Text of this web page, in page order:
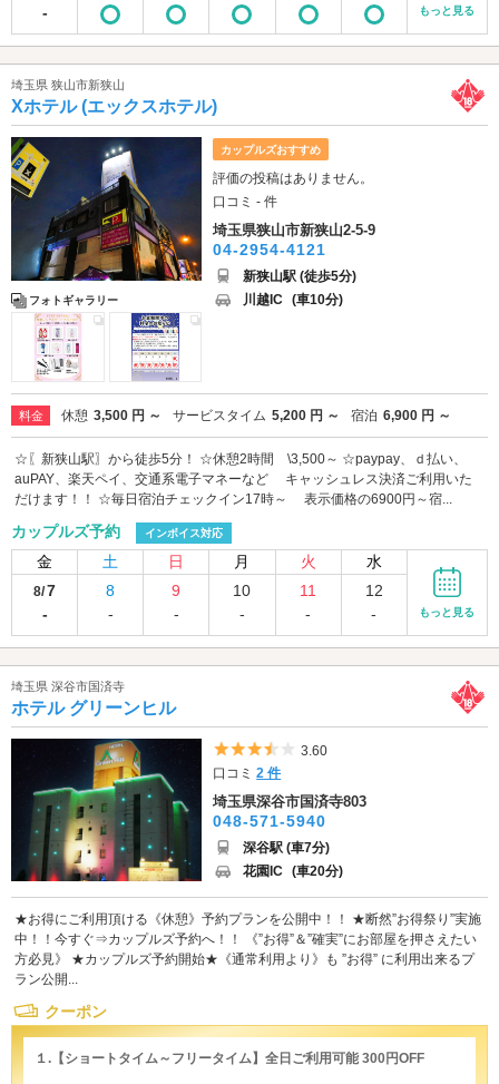
-
もっと見る
埼玉県 狭山市新狭山
Xホテル (エックスホテル)
フォトギャラリー
カップルズおすすめ
評価の投稿はありません。
口コミ - 件
埼玉県狭山市新狭山2-5-9
04-2954-4121
新狭山駅 (徒歩5分)
川越IC (車10分)
料金 休憩 3,500 円 ～ サービスタイム 5,200 円 ～ 宿泊 6,900 円 ～
☆〖新狭山駅〗から徒歩5分！ ☆休憩2時間 \3,500～ ☆paypay、ｄ払い、
auPAY、楽天ペイ、交通系電子マネーなど キャッシュレス決済ご利用いた
だけます！！ ☆毎日宿泊チェックイン17時～ 表示価格の6900円～宿...
カップルズ予約 インボイス対応
金 土 日 月 火 水
8/7
-
8
-
9
-
10
-
11
-
12
-
もっと見る
埼玉県 深谷市国済寺
ホテル グリーンヒル
5つ星のうち3.5
3.60
口コミ2 件
埼玉県深谷市国済寺803
048-571-5940
深谷駅 (車7分)
花園IC (車20分)
★お得にご利用頂ける《休憩》予約プランを公開中！！ ★断然”お得祭り”実施
中！！今すぐ⇒カップルズ予約へ！！ 《”お得”＆”確実”にお部屋を押さえたい
方必見》 ★カップルズ予約開始★《通常利用より》も ”お得” に利用出来るプ
ラン公開...
クーポン
１.【ショートタイム～フリータイム】全日ご利用可能 300円OFF